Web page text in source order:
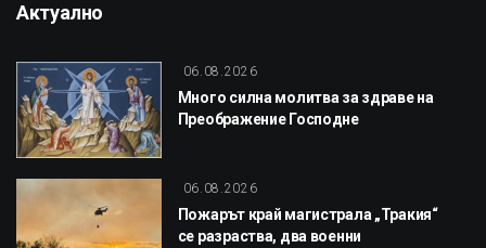
Актуално
06.08.2026
Много силна молитва за здраве на
Преображение Господне
06.08.2026
Пожарът край магистрала „Тракия“
се разраства, два военни